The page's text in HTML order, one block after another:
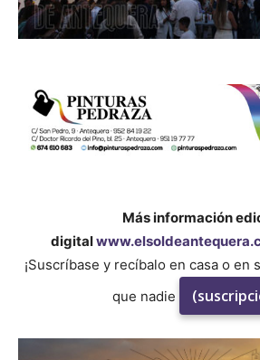
Más información
digital
¡Suscríbase y recíbalo en casa o en
que nadie